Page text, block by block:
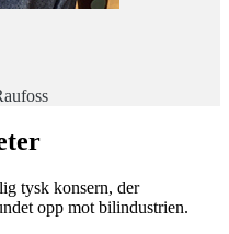
tysk konsern, der
opp mot bilindustrien.